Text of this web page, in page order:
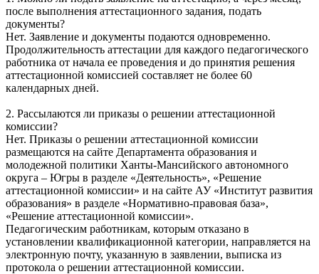
после выполнения аттестационного задания, подать
документы?
Нет. Заявление и документы подаются одновременно.
Продолжительность аттестации для каждого педагогического
работника от начала ее проведения и до принятия решения
аттестационной комиссией составляет не более 60
календарных дней.
2. Рассылаются ли приказы о решении аттестационной
комиссии?
Нет. Приказы о решении аттестационной комиссии
размещаются на сайте Департамента образования и
молодежной политики Ханты-Мансийского автономного
округа – Югры в разделе «Деятельность», «Решение
аттестационной комиссии» и на сайте АУ «Институт развития
образования» в разделе «Нормативно-правовая база»,
«Решение аттестационной комиссии».
Педагогическим работникам, которым отказано в
установлении квалификационной категории, направляется на
электронную почту, указанную в заявлении, выписка из
протокола о решении аттестационной комиссии.